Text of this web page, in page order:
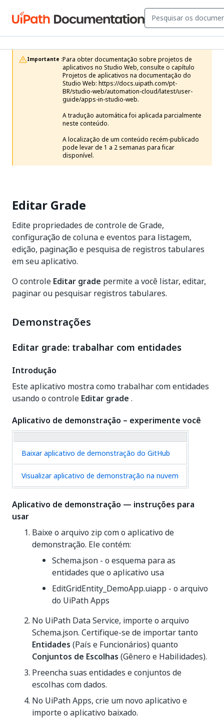
Importante :Para obter documentação sobre projetos de
aplicativos no Studio Web, consulte o capítulo
Projetos de aplicativos na documentação do
Studio Web: https://docs.uipath.com/pt-
BR/studio-web/automation-cloud/latest/user-
guide/apps-in-studio-web.
A tradução automática foi aplicada parcialmente
neste conteúdo.
A localização de um conteúdo recém-publicado
pode levar de 1 a 2 semanas para ficar
disponível.
Editar Grade
Edite propriedades de controle de Grade,
configuração de coluna e eventos para listagem,
edição, paginação e pesquisa de registros tabulares
em seu aplicativo.
O controle Editar grade permite a você listar, editar,
paginar ou pesquisar registros tabulares.
Demonstrações
Editar grade: trabalhar com entidades
Introdução
Este aplicativo mostra como trabalhar com entidades
usando o controle Editar grade .
Aplicativo de demonstração – experimente você
Baixar aplicativo de demonstração do GitHub
Visualizar aplicativo de demonstração na nuvem
Aplicativo de demonstração — instruções para
usar
Baixe o arquivo zip com o aplicativo de
demonstração. Ele contém:
Schema.json - o esquema para as
entidades que o aplicativo usa
EditGridEntity_DemoApp.uiapp - o arquivo
do UiPath Apps
No UiPath Data Service, importe o arquivo
Schema.json. Certifique-se de importar tanto
Entidades (País e Funcionários) quanto
Conjuntos de Escolhas (Gênero e Habilidades).
Preencha suas entidades e conjuntos de
escolhas com dados.
No UiPath Apps, crie um novo aplicativo e
importe o aplicativo baixado.